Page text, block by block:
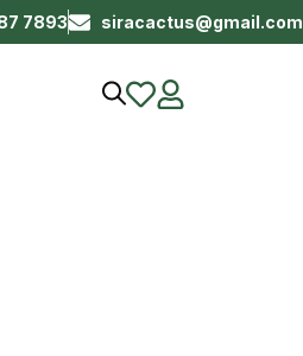
7893 siracactus@gmail.com